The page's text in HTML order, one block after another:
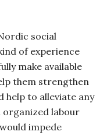
social
of experience
make available
them strengthen
help to alleviate any
organized labour
impede